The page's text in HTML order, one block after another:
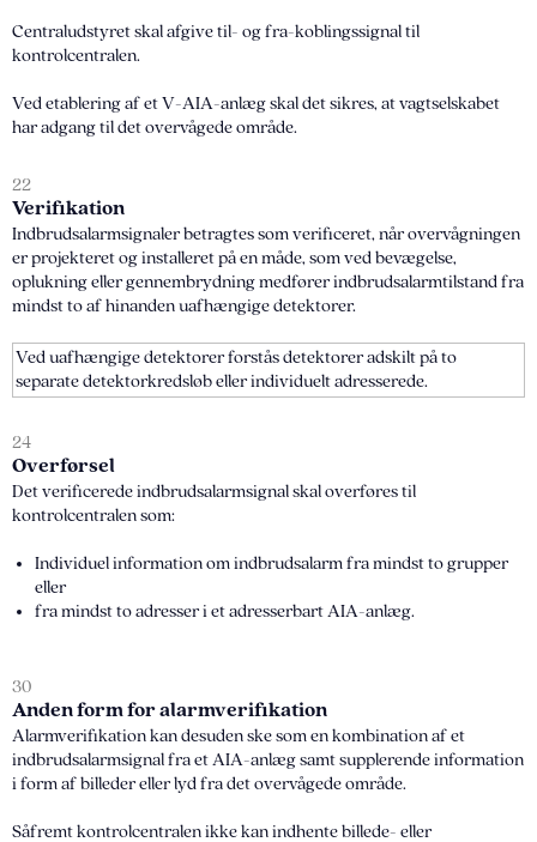
Centraludstyret skal afgive til- og fra-koblingssignal til
kontrolcentralen.
Ved etablering af et V-AIA-anlæg skal det sikres, at vagtselskabet
har adgang til det overvågede område.
22
Verifikation
Indbrudsalarmsignaler betragtes som verificeret, når overvågningen
er projekteret og installeret på en måde, som ved bevægelse,
oplukning eller gennembrydning medfører indbrudsalarmtilstand fra
mindst to af hinanden uafhængige detektorer.
Ved uafhængige detektorer forstås detektorer adskilt på to
separate detektorkredsløb eller individuelt adresserede.
24
Overførsel
Det verificerede indbrudsalarmsignal skal overføres til
kontrolcentralen som:
Individuel information om indbrudsalarm fra mindst to grupper
eller
fra mindst to adresser i et adresserbart AIA-anlæg.
30
Anden form for alarmverifikation
Alarmverifikation kan desuden ske som en kombination af et
indbrudsalarmsignal fra et AIA-anlæg samt supplerende information
i form af billeder eller lyd fra det overvågede område.
Såfremt kontrolcentralen ikke kan indhente billede- eller